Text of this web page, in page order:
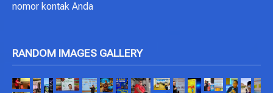
nomor kontak Anda
RANDOM IMAGES GALLERY